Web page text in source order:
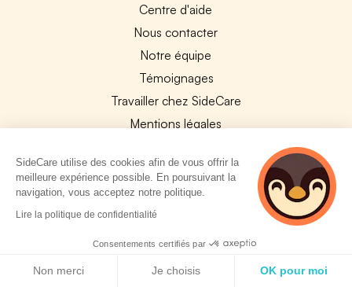
Centre d'aide
Nous contacter
Notre équipe
Témoignages
Travailler chez SideCare
Mentions légales
Cookies
NOS APPS
Google Play
SideCare utilise des cookies afin de vous offrir la
meilleure expérience possible. En poursuivant la
navigation, vous acceptez notre politique.
Lire la politique de confidentialité
Consentements certifiés par
Non merci Je choisis OK pour moi